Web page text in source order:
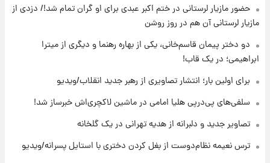
۱۹ ساعت پیش
تصاویر عمامه بستن به شیوه خاتمی/ویدیو
افشای محل پناهگاه‌ رهبر شهید روی آنتن زنده
تلویزیون/ویدیو
۲۲ ساعت پیش
ثریا اسفندیاری بعد از طلاق و در دیدار با گروه
بیتلز
حضور مازیار لرستانی در ختم اکبر عبدی برای او گران تمام شد!/ دزدی از
مازیار لرستانی آن هم در روز روشن
دو دختر پیمان قاسم‌خانی، یکی از بهاره رهنما و دیگری از میترا
ابراهیمی؛ در یک قاب!
برای اولین بار؛ انتشار تصاویری از رهبر جدید انقلاب/ویدیو
سلفی‌های پی‌درپی هلیا امامی در ماشین لاکچری‌اش خبرساز شد!
تصاویر جدید و دلبرانه از هدیه تهرانی در یک گلخانه
ترس نعیمه نظام‌دوست از بغل کردن دختری با استایل پسرانه/ویدیو